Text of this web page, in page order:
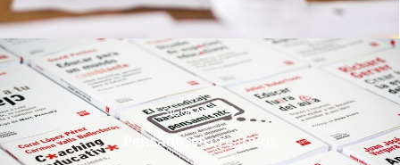
SIGUIENTE
Pensadores creativos